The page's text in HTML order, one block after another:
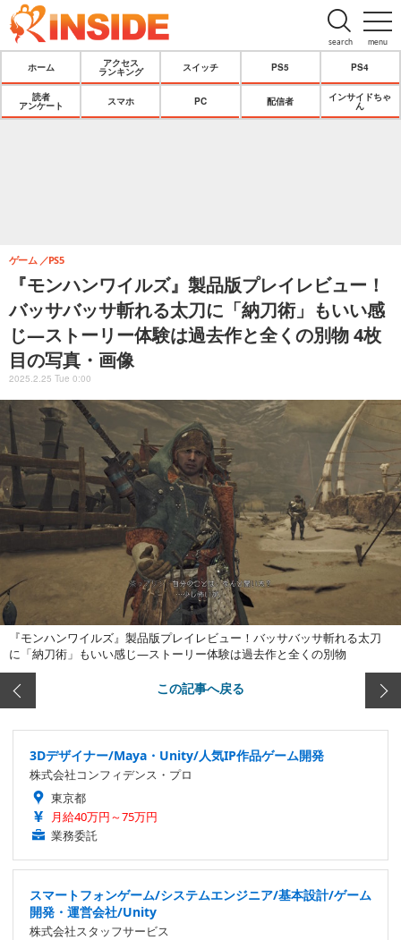
menu
search
ホーム
アクセス
ランキング
スイッチ PS5 PS4
読者
アンケート
スマホ PC 配信者
インサイドちゃ
ん
『モンハンワイルズ』製品版プレイレビュー！
バッサバッサ斬れる太刀に「納刀術」もいい感
じ―ストーリー体験は過去作と全くの別物 4枚
目の写真・画像
ゲーム PS5
2025.2.25 Tue 0:00
『モンハンワイルズ』製品版プレイレビュー！バッサバッサ斬れる太刀
に「納刀術」もいい感じ―ストーリー体験は過去作と全くの別物
この記事へ戻る
3Dデザイナー/Maya・Unity/人気IP作品ゲーム開発
株式会社コンフィデンス・プロ
東京都
月給40万円～75万円
業務委託
スマートフォンゲーム/システムエンジニア/基本設計/ゲーム
開発・運営会社/Unity
株式会社スタッフサービス